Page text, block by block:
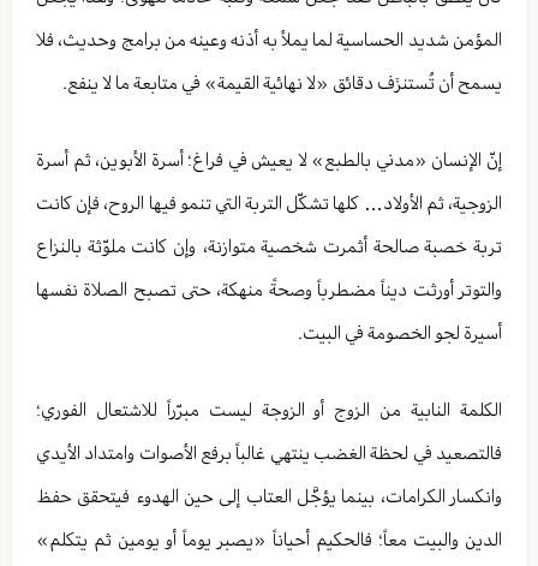
المؤمن شديد الحساسية لما يملأ به أذنه وعينه من برامج وحديث، فلا
يسمح أن تُستنزَف دقائق «لا نهائية القيمة» في متابعة ما لا ينفع.
إنّ الإنسان «مدني بالطبع» لا يعيش في فراغ؛ أسرة الأبوين، ثم أسرة
الزوجية، ثم الأولاد… كلها تشكّل التربة التي تنمو فيها الروح، فإن كانت
تربة خصبة صالحة أثمرت شخصية متوازنة، وإن كانت ملوّثة بالنزاع
والتوتر أورثت ديناً مضطرباً وصحةً منهكة، حتى تصبح الصلاة نفسها
أسيرة لجو الخصومة في البيت.
الكلمة النابية من الزوج أو الزوجة ليست مبرّراً للاشتعال الفوري؛
فالتصعيد في لحظة الغضب ينتهي غالباً برفع الأصوات وامتداد الأيدي
وانكسار الكرامات، بينما يؤجَّل العتاب إلى حين الهدوء فيتحقق حفظ
الدين والبيت معاً؛ فالحكيم أحياناً «يصبر يوماً أو يومين ثم يتكلم»